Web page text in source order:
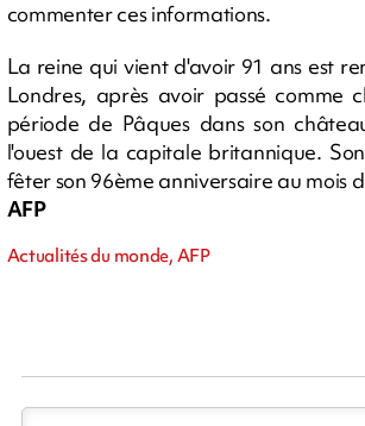
commenter ces informations.
La reine qui vient d'avoir 91 ans est
Londres, après avoir passé comme
période de Pâques dans son
l'ouest de la capitale britannique.
fêter son 96ème anniversaire au mois
AFP
Actualités du monde, AFP